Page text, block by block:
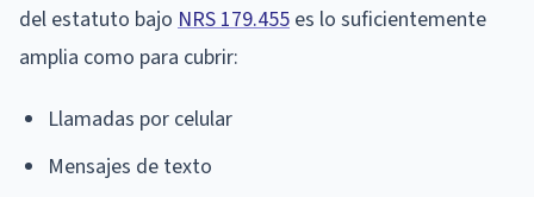
del estatuto bajo NRS 179.455 es lo suficientemente
amplia como para cubrir:
Llamadas por celular
Mensajes de texto